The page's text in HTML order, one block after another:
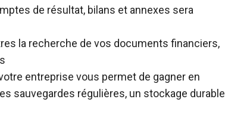
de résultat, bilans et annexes sera
la recherche de vos documents financiers,
entreprise vous permet de gagner en
sauvegardes régulières, un stockage durable